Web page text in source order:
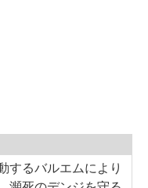
するバルエムにより